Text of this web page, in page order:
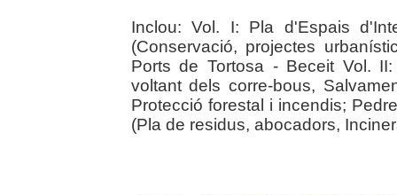
Inclou: Vol. I: Pla d'Espais
(Conservació, projectes
Ports de Tortosa - Beceit Vol.
voltant dels corre-bous,
Protecció forestal i incendis;
(Pla de residus, abocadors,